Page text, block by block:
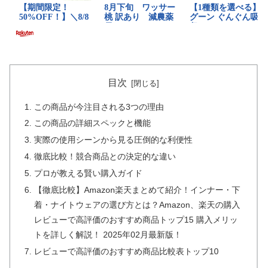
目次
この商品が今注目される3つの理由
この商品の詳細スペックと機能
実際の使用シーンから見る圧倒的な利便性
徹底比較！競合商品との決定的な違い
プロが教える賢い購入ガイド
【徹底比較】Amazon楽天まとめて紹介！インナー・下
着・ナイトウェアの選び方とは？Amazon、楽天の購入
レビューで高評価のおすすめ商品トップ15 購入メリッ
トを詳しく解説！ 2025年02月最新版！
レビューで高評価のおすすめ商品比較表トップ10